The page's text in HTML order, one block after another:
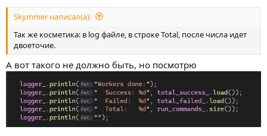
Skymmer написал(а):
Так же косметика: в log файле, в строке Total, после числа идет
двоеточие.
А вот такого не должно быть, но посмотрю